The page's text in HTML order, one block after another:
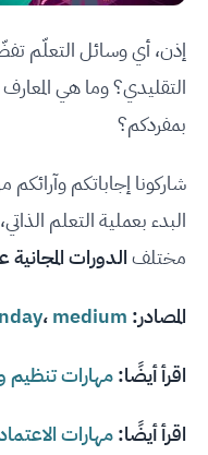
إذن، أي وسائل التعلّم
التقليدي؟ وما هي
بمفردكم؟
شاركونا إجاباتكم
البدء بعملية التعلم
مختلفالدورات المجانية
المصادر:
،medium
اقرأ أيضًا:مهارات تنظيم
اقرأ أيضًا:مهارات